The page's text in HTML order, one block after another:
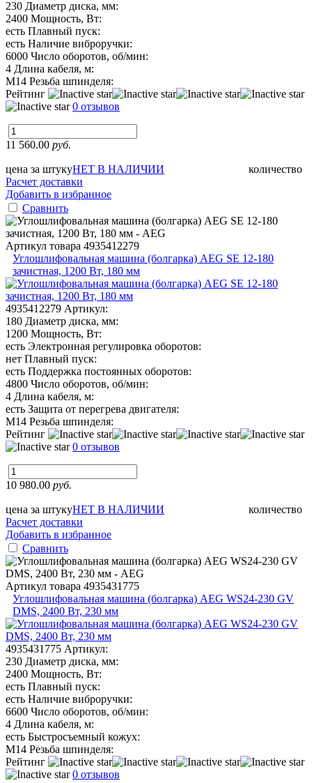
230 Диаметр диска, мм:
2400 Мощность, Вт:
есть Плавный пуск:
есть Наличие виброручки:
6000 Число оборотов, об/мин:
4 Длина кабеля, м:
М14 Резьба шпинделя:
Рейтинг
0 отзывов
11 560.00 руб.
цена за штуку количество
НЕТ В НАЛИЧИИ
Расчет доставки
Добавить в избранное
Сравнить
Артикул товара 4935412279
Углошлифовальная машина (болгарка) AEG SE 12-180
зачистная, 1200 Вт, 180 мм
4935412279 Артикул:
180 Диаметр диска, мм:
1200 Мощность, Вт:
есть Электронная регулировка оборотов:
нет Плавный пуск:
есть Поддержка постоянных оборотов:
4800 Число оборотов, об/мин:
4 Длина кабеля, м:
есть Защита от перегрева двигателя:
М14 Резьба шпинделя:
Рейтинг
0 отзывов
10 980.00 руб.
цена за штуку количество
НЕТ В НАЛИЧИИ
Расчет доставки
Добавить в избранное
Сравнить
Артикул товара 4935431775
Углошлифовальная машина (болгарка) AEG WS24-230 GV
DMS, 2400 Вт, 230 мм
4935431775 Артикул:
230 Диаметр диска, мм:
2400 Мощность, Вт:
есть Плавный пуск:
есть Наличие виброручки:
6600 Число оборотов, об/мин:
4 Длина кабеля, м:
есть Быстросъемный кожух:
М14 Резьба шпинделя:
Рейтинг
0 отзывов